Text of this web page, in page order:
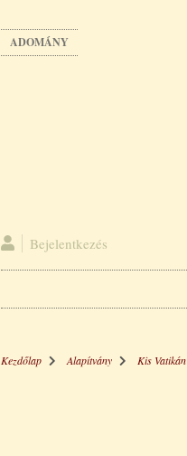
ADOMÁNY
Bejelentkezés
Kezdőlap Alapítvány Kis Vatikán